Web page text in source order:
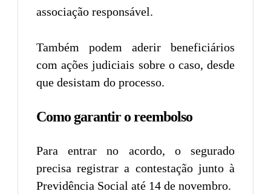
associação responsável.
Também podem aderir beneficiários
com ações judiciais sobre o caso, desde
que desistam do processo.
Como garantir o reembolso
Para entrar no acordo, o segurado
precisa registrar a contestação junto à
Previdência Social até 14 de novembro.